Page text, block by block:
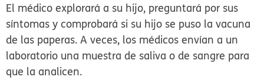
El médico explorará a su hijo, preguntará por sus
síntomas y comprobará si su hijo se puso la vacuna
de las paperas. A veces, los médicos envían a un
laboratorio una muestra de saliva o de sangre para
que la analicen.